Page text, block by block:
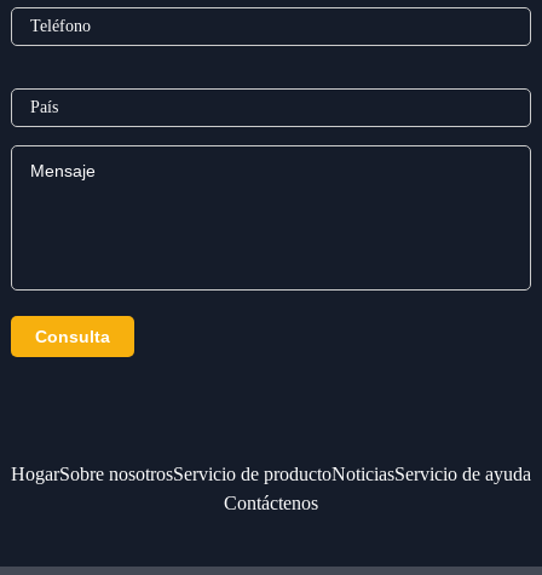
HogarSobre nosotrosServicio de productoNoticiasServicio de ayuda
Contáctenos